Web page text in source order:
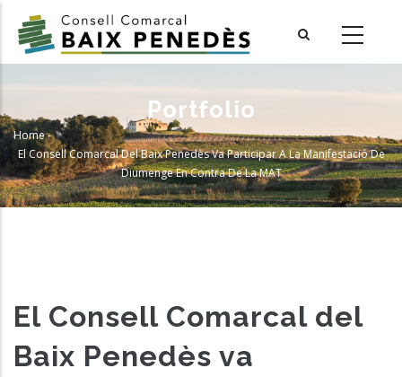
main
Portfolio
Breadcrumb
Home-
El Consell Comarcal Del Baix Penedès Va Participar A La Manifestació De
Diumenge En Contra De La MAT
El Consell Comarcal del
Baix Penedès va